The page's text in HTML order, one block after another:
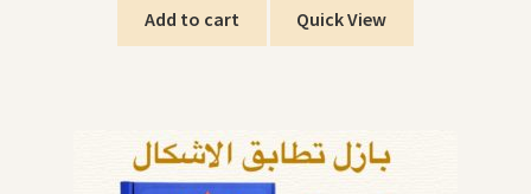
Add to cart Quick View